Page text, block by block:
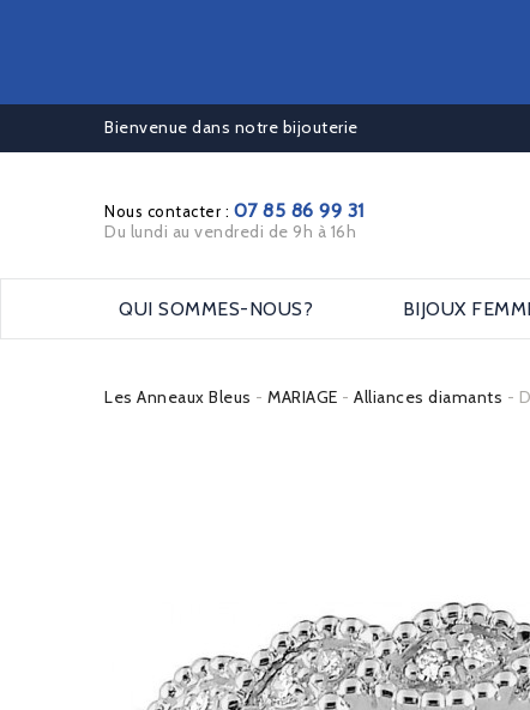
Bienvenue dans notre bijouterie
Nous contacter : 07 85 86 99 31
Du lundi au vendredi de 9h à 16h
QUI SOMMES-NOUS? BIJOUX
Les Anneaux Bleus MARIAGE Alliances diamants